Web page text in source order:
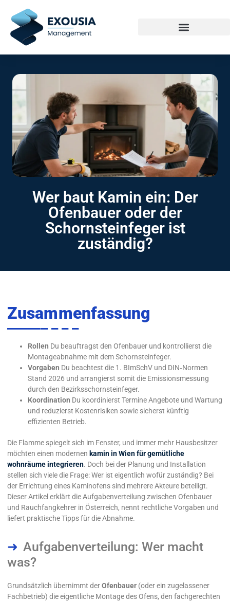
Wer baut Kamin ein: Der
Ofenbauer oder der
Schornsteinfeger ist
zuständig?
Zusammenfassung
Rollen Du beauftragst den Ofenbauer und kontrollierst die
Montageabnahme mit dem Schornsteinfeger.
Vorgaben Du beachtest die 1. BImSchV und DIN‑Normen
Stand 2026 und arrangierst somit die Emissionsmessung
durch den Bezirksschornsteinfeger.
Koordination Du koordinierst Termine Angebote und Wartung
und reduzierst Kostenrisiken sowie sicherst künftig
effizienten Betrieb.
Die Flamme spiegelt sich im Fenster, und immer mehr Hausbesitzer
möchten einen modernen kamin in Wien für gemütliche
wohnräume integrieren. Doch bei der Planung und Installation
stellen sich viele die Frage: Wer ist eigentlich wofür zuständig? Bei
der Errichtung eines Kaminofens sind mehrere Akteure beteiligt.
Dieser Artikel erklärt die Aufgabenverteilung zwischen Ofenbauer
und Rauchfangkehrer in Österreich, nennt rechtliche Vorgaben und
liefert praktische Tipps für die Abnahme.
Aufgabenverteilung: Wer macht
was?
Grundsätzlich übernimmt derOfenbauer (oder ein zugelassener
Fachbetrieb) die eigentliche Montage des Ofens, den fachgerechten